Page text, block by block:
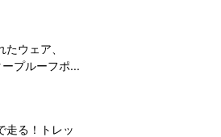
ウェア、
プルーフポ...
走る！トレッ